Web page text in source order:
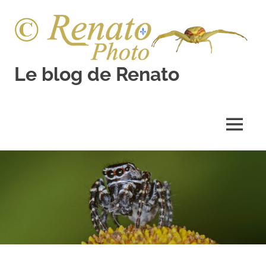
content
Le blog de Renato
MENU